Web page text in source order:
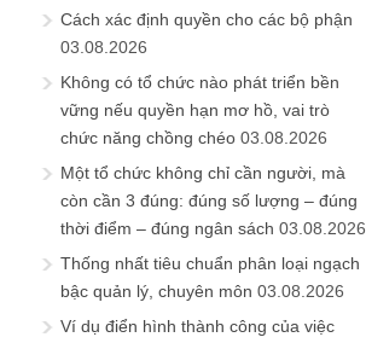
Cách xác định quyền cho các bộ phận
03.08.2026
Không có tổ chức nào phát triển bền
vững nếu quyền hạn mơ hồ, vai trò
chức năng chồng chéo 03.08.2026
Một tổ chức không chỉ cần người, mà
còn cần 3 đúng: đúng số lượng – đúng
thời điểm – đúng ngân sách 03.08.2026
Thống nhất tiêu chuẩn phân loại ngạch
bậc quản lý, chuyên môn 03.08.2026
Ví dụ điển hình thành công của việc